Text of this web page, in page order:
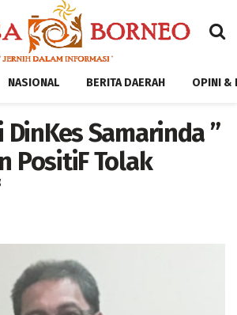
NASIONAL BERITA DAERAH OPINI &
Samarinda ”
PositiF Tolak